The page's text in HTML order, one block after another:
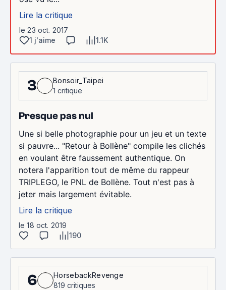
Lire la critique
le 23 oct. 2017
1 j'aime
1.1K
3
Bonsoir_Taipei
1 critique
Presque pas nul
Une si belle photographie pour un jeu et un texte
si pauvre... "Retour à Bollène" compile les clichés
en voulant être faussement authentique. On
notera l'apparition tout de même du rappeur
TRIPLEGO, le PNL de Bollène. Tout n'est pas à
jeter mais largement évitable.
Lire la critique
le 18 oct. 2019
190
6
HorsebackRevenge
819 critiques